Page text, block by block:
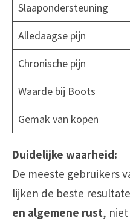
Slaapondersteuning
Alledaagse pijn
Chronische pijn
Waarde bij Boots
Gemak van kopen
Duidelijke waarheid:
De meeste gebruikers
lijken de beste
en algemene rust,